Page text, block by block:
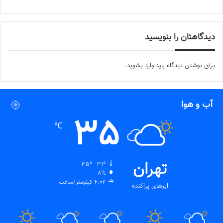
دیدگاهتان را بنویسید
برای نوشتن دیدگاه باید وارد بشوید.
آب و هوا
تهران
ابرهای پراکنده
35
℃
8%
4.02 کیلومتر/ساعت